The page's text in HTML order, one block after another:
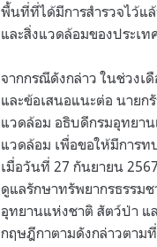
พื้นที่ที่ได้มีการสำรวจไว้แ
และสิ่งแวดล้อมของประเท
จากกรณีดังกล่าว ในช่วงเ
และข้อเสนอแนะต่อ นายก
แวดล้อม อธิบดีกรมอุทยา
แวดล้อม เพื่อขอให้มีการ
เมื่อวันที่ 27 กันยายน
ดูแลรักษาทรัพยากรธรรม
อุทยานแห่งชาติ สัตว์ป่า แ
กฤษฎีกาตามดังกล่าวตาม